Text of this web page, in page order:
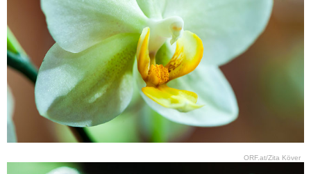
ORF.at/Zita Köver